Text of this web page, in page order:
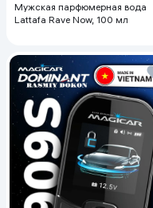
Мужская парфюмерная вода
Lattafa Rave Now, 100 мл